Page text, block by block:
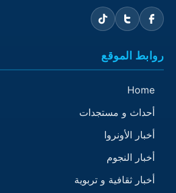
روابط الموقع
Home
أحداث و مستجدات
أخبار الأونروا
أخبار النجوم
أخبار ثقافية و تربوية